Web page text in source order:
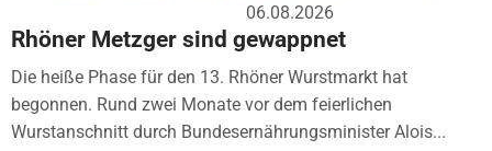
06.08.2026
Rhöner Metzger sind gewappnet
Die heiße Phase für den 13. Rhöner Wurstmarkt hat
begonnen. Rund zwei Monate vor dem feierlichen
Wurstanschnitt durch Bundesernährungsminister Alois...